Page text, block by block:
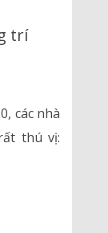
trí
các nhà
thú vị: